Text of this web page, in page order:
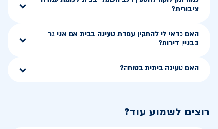
ציבורית?
האם כדאי לי להתקין עמדת טעינה בבית אם אני גר
בבניין דירות?
האם טעינה ביתית בטוחה?
רוצים לשמוע עוד?